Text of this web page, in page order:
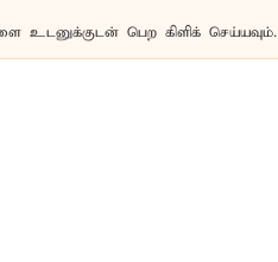
உடனுக்குடன் பெற கிளிக் செய்யவும்.